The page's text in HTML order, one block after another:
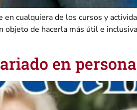
cualquiera de los cursos y
de hacerla más útil e
en